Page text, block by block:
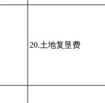
20.土地复垦费